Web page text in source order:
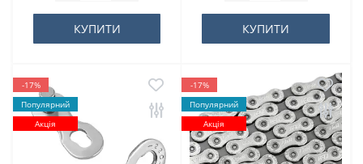
КУПИТИ КУПИТИ
-17%
Популярний
Акція
-17%
Популярний
Акція